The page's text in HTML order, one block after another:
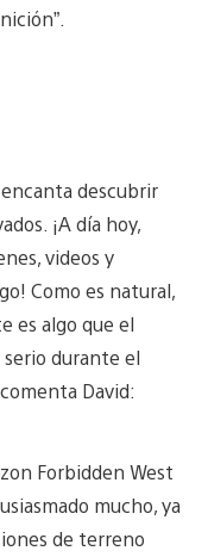
descubrir
¡A día hoy,
videos y
Como es natural,
es algo que el
durante el
David:
Forbidden West
mucho, ya
de terreno